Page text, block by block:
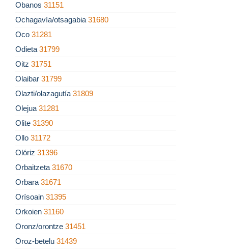
Obanos 31151
Ochagavía/otsagabia 31680
Oco 31281
Odieta 31799
Oitz 31751
Olaibar 31799
Olazti/olazagutía 31809
Olejua 31281
Olite 31390
Ollo 31172
Olóriz 31396
Orbaitzeta 31670
Orbara 31671
Orísoain 31395
Orkoien 31160
Oronz/orontze 31451
Oroz-betelu 31439